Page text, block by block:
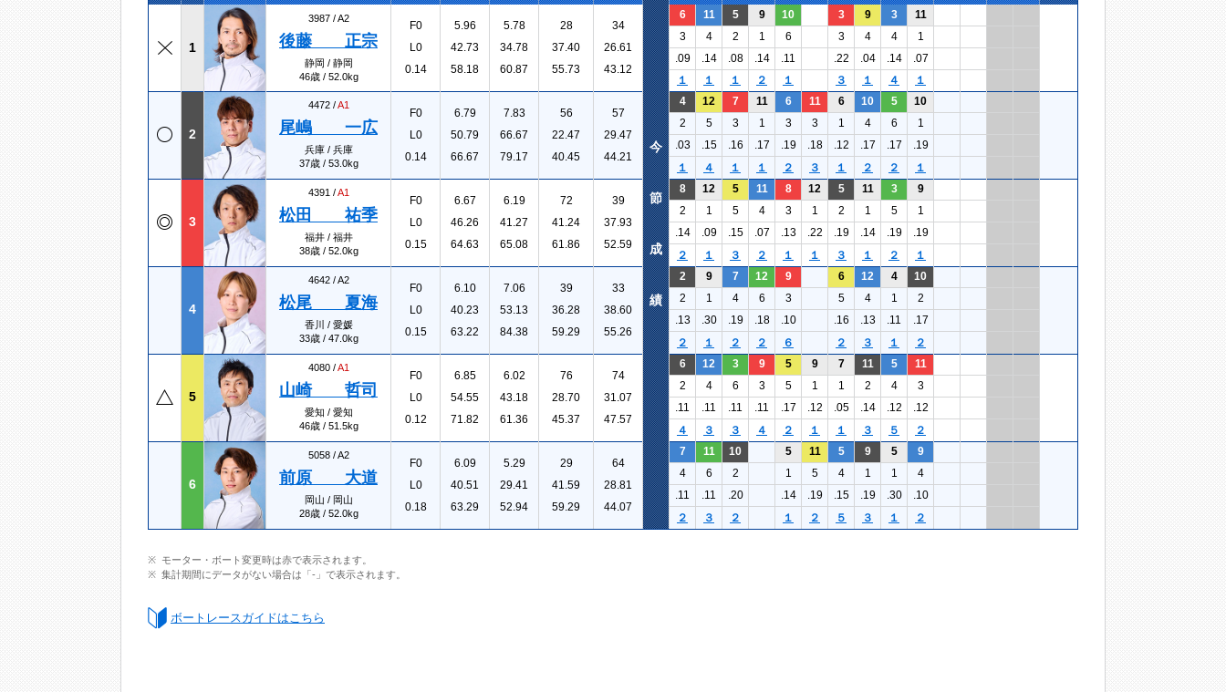
1
3987 /A2
後藤 正宗
静岡 / 静岡
46歳 / 52.0kg
F0
L0
0.14
5.96
42.73
58.18
5.78
34.78
60.87
28
37.40
55.73
34
26.61
43.12
6 11 5 9 10 3 9 3
11
3
4 2 1 6 3 4 4
1
.09
.14 .08 .14 .11 .22 .04 .14
.07
１
１ １ ２ １ ３ １ ４ １
2
4472 /A1
尾嶋 一広
兵庫 / 兵庫
37歳 / 53.0kg
F0
L0
0.14
6.79
50.79
66.67
7.83
66.67
79.17
56
22.47
40.45
57
29.47
44.21
4 12 7 11 6 11 6 10 5
10
2
5 3 1 3 3 1 4 6
1
.03
.15 .16 .17 .19 .18 .12 .17 .17
.19
１
４ １ １ ２ ３ １ ２ ２ １
3
4391 /A1
松田 祐季
福井 / 福井
38歳 / 52.0kg
F0
L0
0.15
6.67
46.26
64.63
6.19
41.27
65.08
72
41.24
61.86
39
37.93
52.59
8 12 5 11 8 12 5 11 3
9
2
1 5 4 3 1 2 1 5
1
.14
.09 .15 .07 .13 .22 .19 .14 .19
.19
２
１ ３ ２ １ １ ３ １ ２ １
4
4642 /A2
松尾 夏海
香川 / 愛媛
33歳 / 47.0kg
F0
L0
0.15
6.10
40.23
63.22
7.06
53.13
84.38
39
36.28
59.29
33
38.60
55.26
2 9 7 12 9 6 12 4
10
2
1 4 6 3 5 4 1
2
.13
.30 .19 .18 .10 .16 .13 .11
.17
２
１ ２ ２ ６ ２ ３ １ ２
5
4080 /A1
山崎 哲司
愛知 / 愛知
46歳 / 51.5kg
F0
L0
0.12
6.85
54.55
71.82
6.02
43.18
61.36
76
28.70
45.37
74
31.07
47.57
6 12 3 9 5 9 7 11 5
11
2
4 6 3 5 1 1 2 4
3
.11
.11 .11 .11 .17 .12 .05 .14 .12
.12
４
３ ３ ４ ２ １ １ ３ ５ ２
6
5058 /A2
前原 大道
岡山 / 岡山
28歳 / 52.0kg
F0
L0
0.18
6.09
40.51
63.29
5.29
29.41
52.94
29
41.59
59.29
64
28.81
44.07
7 11 10 5 11 5 9 5
9
4
6 2 1 5 4 1 1
4
.11
.11 .20 .14 .19 .15 .19 .30
.10
２
３ ２ １ ２ ５ ３ １ ２
今
節
成
績
モーター・ボート変更時は赤で表示されます。
集計期間にデータがない場合は「-」で表示されます。
ボートレースガイドはこちら